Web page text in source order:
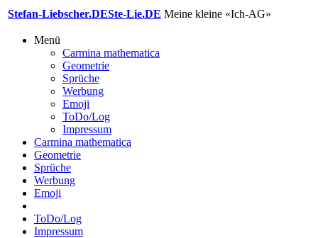
Stefan-Liebscher.DESte-Lie.DE Meine kleine «Ich-AG»
Menü
Carmina mathematica
Geometrie
Sprüche
Werbung
Emoji
ToDo/Log
Impressum
Carmina mathematica
Geometrie
Sprüche
Werbung
Emoji
ToDo/Log
Impressum